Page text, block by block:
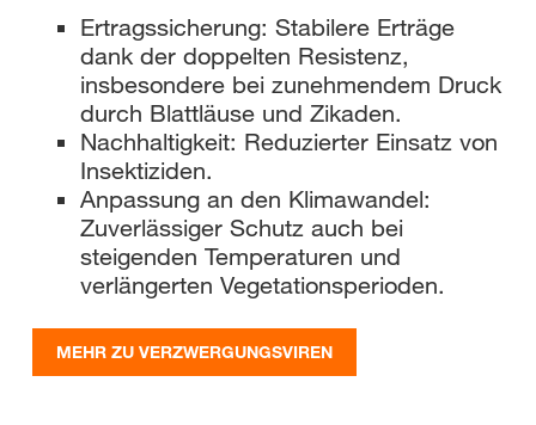
Ertragssicherung: Stabilere Erträge
dank der doppelten Resistenz,
insbesondere bei zunehmendem Druck
durch Blattläuse und Zikaden.
Nachhaltigkeit: Reduzierter Einsatz von
Insektiziden.
Anpassung an den Klimawandel:
Zuverlässiger Schutz auch bei
steigenden Temperaturen und
verlängerten Vegetationsperioden.
MEHR ZU VERZWERGUNGSVIREN